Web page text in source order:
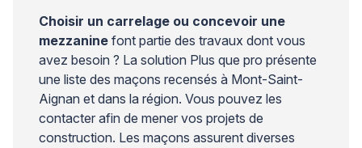
Choisir un carrelage ou concevoir une
mezzanine font partie des travaux dont vous
avez besoin ? La solution Plus que pro présente
une liste des maçons recensés à Mont-Saint-
Aignan et dans la région. Vous pouvez les
contacter afin de mener vos projets de
construction. Les maçons assurent diverses